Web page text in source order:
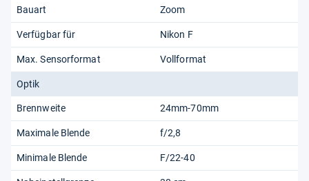
Bauart Zoom
Verfügbar für Nikon F
Max. Sensorformat Vollformat
Optik
Brennweite 24mm-70mm
Maximale Blende f/2,8
Minimale Blende F/22-40